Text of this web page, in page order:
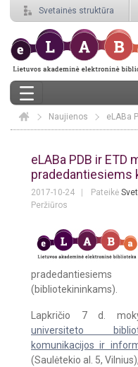
Svetainės struktūra
Elaba
Naujienos
eLABa PDB ir ETD
pradedantiesiems
2017-10-24 Pateikė
Peržiūros
(bibliotekininkams).
Lapkričio 7 d.
universiteto
komunikacijos ir
(Saulėtekio al. 5,